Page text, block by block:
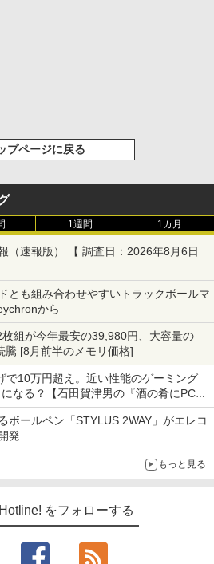
プページに戻る
1週間 1カ月
（速報版） 【 調査日：2026年8月6日
とも組み合わせやすいトラックボールマ
から
組が今年最安の39,980円、大容量の
騰 [8月前半のメモリ価格]
で10万円超え。近い性能のゲーミング
なる？【石田賀津男の『酒の肴にPCゲ
ボールペン「STYLUS 2WAY」がエレコ
発
もっと見る
をフォローする